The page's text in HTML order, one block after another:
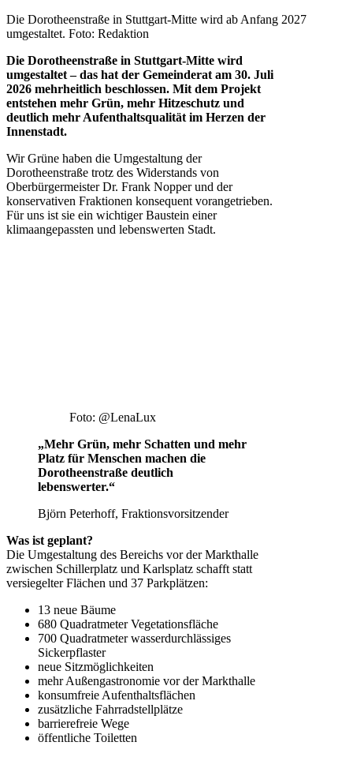
Die Dorotheenstraße in Stuttgart-Mitte wird ab Anfang 2027
umgestaltet. Foto: Redaktion
Die Dorotheenstraße in Stuttgart-Mitte wird
umgestaltet – das hat der Gemeinderat am 30. Juli
2026 mehrheitlich beschlossen. Mit dem Projekt
entstehen mehr Grün, mehr Hitzeschutz und
deutlich mehr Aufenthaltsqualität im Herzen der
Innenstadt.
Wir Grüne haben die Umgestaltung der
Dorotheenstraße trotz des Widerstands von
Oberbürgermeister Dr. Frank Nopper und der
konservativen Fraktionen konsequent vorangetrieben.
Für uns ist sie ein wichtiger Baustein einer
klimaangepassten und lebenswerten Stadt.
Foto: @LenaLux
„Mehr Grün, mehr Schatten und mehr
Platz für Menschen machen die
Dorotheenstraße deutlich
lebenswerter.“
Björn Peterhoff, Fraktionsvorsitzender
Was ist geplant?
Die Umgestaltung des Bereichs vor der Markthalle
zwischen Schillerplatz und Karlsplatz schafft statt
versiegelter Flächen und 37 Parkplätzen:
13 neue Bäume
680 Quadratmeter Vegetationsfläche
700 Quadratmeter wasserdurchlässiges
Sickerpflaster
neue Sitzmöglichkeiten
mehr Außengastronomie vor der Markthalle
konsumfreie Aufenthaltsflächen
zusätzliche Fahrradstellplätze
barrierefreie Wege
öffentliche Toiletten